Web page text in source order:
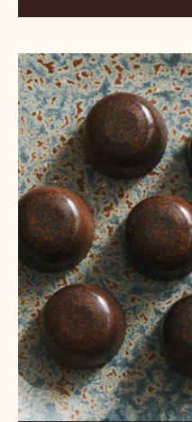
味
噌
焦
糖
bonbon